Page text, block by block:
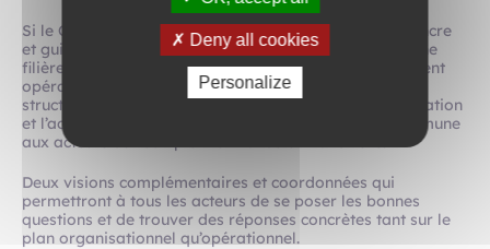
Si le Club consacre l’essentiel de son énergie à convaincre
et guider, et proposer un espace d’échange neutre à une
filière naissante, Grand Chantier s’attelle au déploiement
opérationnel du réemploi sur l’axe Seine, par la
structuration d’une offre de formation et d’expérimentation
et l’accompagnement d’un projet de base arrière commune
aux acteurs du réemploi normands et franciliens.
Deux visions complémentaires et coordonnées qui
permettront à tous les acteurs de se poser les bonnes
questions et de trouver des réponses concrètes tant sur le
plan organisationnel qu’opérationnel.
Deny all cookies
Personalize